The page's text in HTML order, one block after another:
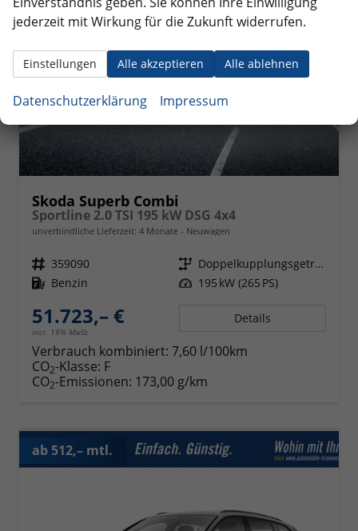
Skoda Superb Combi
Sportline 2.0 TSI 195 kW DSG 4x4
unverbindliche Lieferzeit: 4 Monate Neuwagen
Fahrzeugnr. 359090 Getriebe
Doppelkupplungsgetriebe (DSG)
Kraftstoff Benzin Leistung 195 kW (265 PS)
51.723,– €
incl. 19% MwSt.
Details
Verbrauch kombiniert: 7,60 l/100km
CO2-Klasse: F
CO2-Emissionen: 173,00 g/km
ab 512,– mtl.
jederzeit mit Wirkung für die Zukunft widerrufen.
Alle akzeptieren Alle ablehnen
Einstellungen
Datenschutzerklärung Impressum